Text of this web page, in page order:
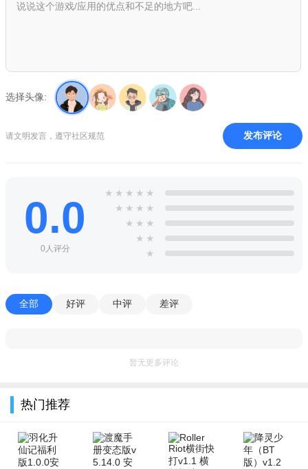
选择头像:
请文明发言，遵守社区规范 发布评论
0.0
0人评分
★ ★ ★ ★ ★
★ ★ ★ ★
★ ★ ★
★ ★
★
全部 好评 中评 差评
暂无更多评论
热门推荐